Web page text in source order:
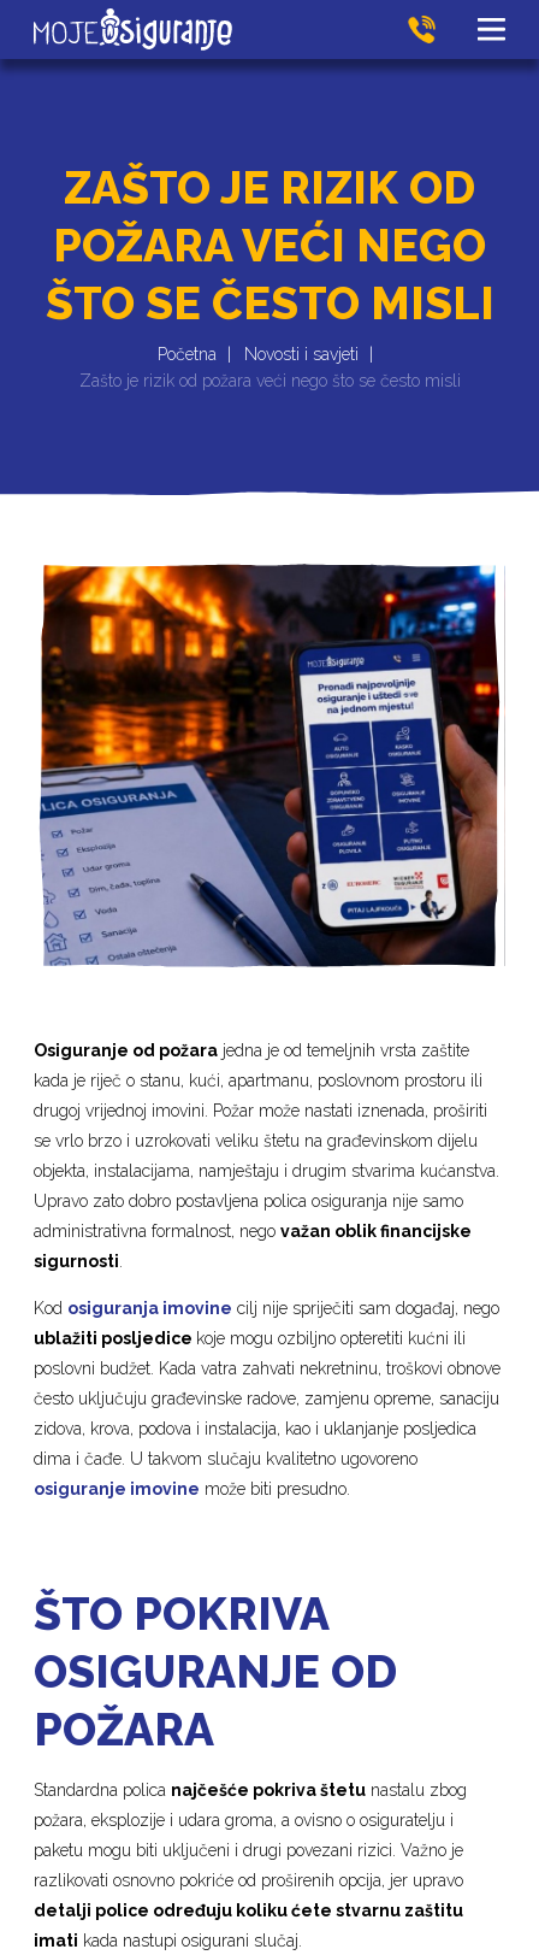
ZAŠTO JE RIZIK OD
POŽARA VEĆI NEGO
ŠTO SE ČESTO MISLI
Početna
Novosti i savjeti
Zašto je rizik od požara veći nego što se često misli
Osiguranje od požara jedna je od temeljnih vrsta zaštite
kada je riječ o stanu, kući, apartmanu, poslovnom prostoru ili
drugoj vrijednoj imovini. Požar može nastati iznenada, proširiti
se vrlo brzo i uzrokovati veliku štetu na građevinskom dijelu
objekta, instalacijama, namještaju i drugim stvarima kućanstva.
Upravo zato dobro postavljena polica osiguranja nije samo
administrativna formalnost, negovažan oblik financijske
sigurnosti
Kod osiguranja imovine cilj nije spriječiti sam događaj, nego
ublažiti posljedice koje mogu ozbiljno opteretiti kućni ili
poslovni budžet. Kada vatra zahvati nekretninu, troškovi obnove
često uključuju građevinske radove, zamjenu opreme, sanaciju
zidova, krova, podova i instalacija, kao i uklanjanje posljedica
dima i čađe. U takvom slučaju kvalitetno ugovoreno
osiguranje imovine može biti presudno.
ŠTO POKRIVA
OSIGURANJE OD
POŽARA
Standardna polica najčešće pokriva štetu nastalu zbog
požara, eksplozije i udara groma, a ovisno o osiguratelju i
paketu mogu biti uključeni i drugi povezani rizici. Važno je
razlikovati osnovno pokriće od proširenih opcija, jer upravo
detalji police određuju koliku ćete stvarnu zaštitu
imati kada nastupi osigurani slučaj.